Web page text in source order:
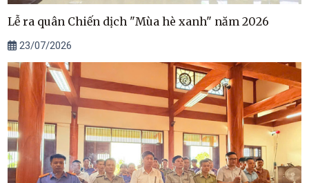
Lễ ra quân Chiến dịch "Mùa hè xanh" năm 2026
23/07/2026